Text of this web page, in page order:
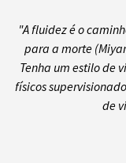
"A fluidez é o
para a morte
Tenha um estilo de
físicos
de